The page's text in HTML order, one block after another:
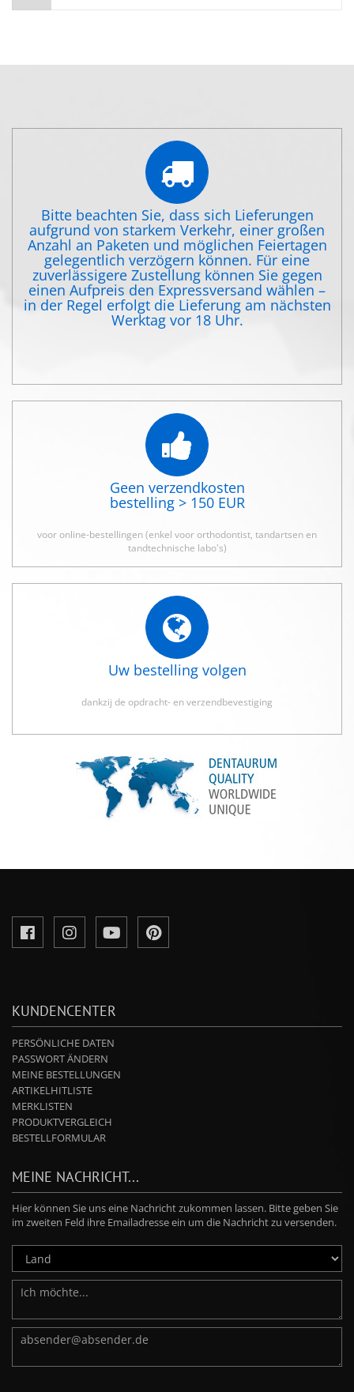
Bitte beachten Sie, dass sich Lieferungen
aufgrund von starkem Verkehr, einer großen
Anzahl an Paketen und möglichen Feiertagen
gelegentlich verzögern können. Für eine
zuverlässigere Zustellung können Sie gegen
einen Aufpreis den Expressversand wählen –
in der Regel erfolgt die Lieferung am nächsten
Werktag vor 18 Uhr.
Geen verzendkosten
bestelling > 150 EUR
voor online-bestellingen (enkel voor orthodontist, tandartsen en
tandtechnische labo's)
Uw bestelling volgen
dankzij de opdracht- en verzendbevestiging
KUNDENCENTER
PERSÖNLICHE DATEN
PASSWORT ÄNDERN
MEINE BESTELLUNGEN
ARTIKELHITLISTE
MERKLISTEN
PRODUKTVERGLEICH
BESTELLFORMULAR
MEINE NACHRICHT...
Hier können Sie uns eine Nachricht zukommen lassen. Bitte geben Sie
im zweiten Feld ihre Emailadresse ein um die Nachricht zu versenden.